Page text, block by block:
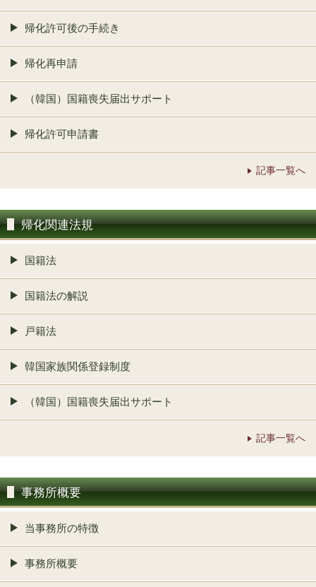
帰化許可後の手続き
帰化再申請
（韓国）国籍喪失届出サポート
帰化許可申請書
記事一覧へ
帰化関連法規
国籍法
国籍法の解説
戸籍法
韓国家族関係登録制度
（韓国）国籍喪失届出サポート
記事一覧へ
事務所概要
当事務所の特徴
事務所概要